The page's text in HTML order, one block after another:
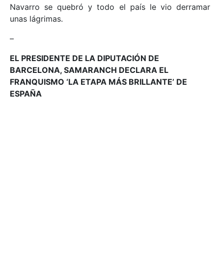
Navarro se quebró y todo el país le vio derramar
unas lágrimas.
–
EL PRESIDENTE DE LA DIPUTACIÓN DE
BARCELONA, SAMARANCH DECLARA EL
FRANQUISMO ‘LA ETAPA MÁS BRILLANTE’ DE
ESPAÑA